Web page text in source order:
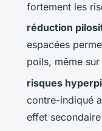
fortement les
réduction
espacées
poils, même
risques
contre-indiqué
effet